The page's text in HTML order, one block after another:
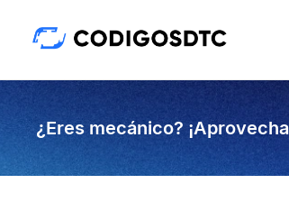
¿Eres mecánico?